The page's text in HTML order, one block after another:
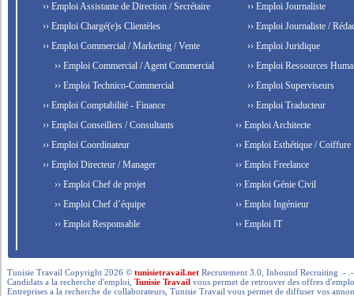
›› Emploi Assistante de Direction / Secrétaire
›› Emploi Chargé(e)s Clientèles
›› Emploi Commercial / Marketing / Vente
›› Emploi Commercial / Agent Commercial
›› Emploi Technico-Commercial
›› Emploi Comptabilité - Finance
›› Emploi Conseillers / Consultants
›› Emploi Coordinateur
›› Emploi Directeur / Manager
›› Emploi Chef de projet
›› Emploi Chef d’équipe
›› Emploi Responsable
›› Emploi Journaliste
›› Emploi Journaliste /
›› Emploi Juridique
›› Emploi Ressources
›› Emploi Superviseurs
›› Emploi Traducteur
›› Emploi Architecte
›› Emploi Esthétique / Coiffure
›› Emploi Freelance
›› Emploi Génie Civil
›› Emploi Ingénieur
›› Emploi IT
Tunisie Travail Copyright 2026 ©tunisietravail.net Recrutement 3.0, Inbound Recruiting .-
Candidats a la recherche d'emploi,Tunisie Travail vous permet de retrouver des offres
Entreprises a la recherche de collaborateurs, Tunisie Travail vous permet de diffuser vos